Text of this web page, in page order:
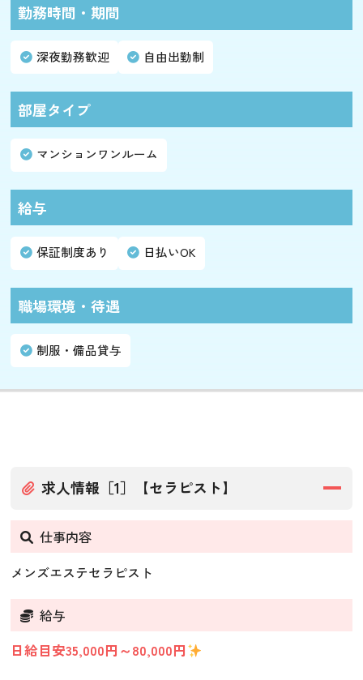
勤務時間・期間
深夜勤務歓迎 自由出勤制
部屋タイプ
マンションワンルーム
給与
保証制度あり 日払いOK
職場環境・待遇
制服・備品貸与
求人情報［1］【セラピスト】
仕事内容
メンズエステセラピスト
給与
日給目安35,000円～80,000円